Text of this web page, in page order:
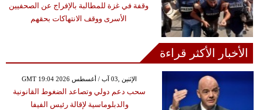
وقفة في غزة للمطالبة بالإفراج عن الصحفيين
الأسرى ووقف الانتهاكات بحقهم
الأخبار الأكثر قراءة
GMT 19:04 2026 الإثنين ,03 آب / أغسطس
سحب دعم دولي وتصاعد الضغوط القانونية
والدبلوماسية لإقالة رئيس الفيفا